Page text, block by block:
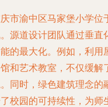
市渝中区马家堡小学位
源道设计团队通过垂直
的最大化。例如，利用
和艺术教室，不仅缓解
同时，绿色建筑理念的
校园的可持续性，为师